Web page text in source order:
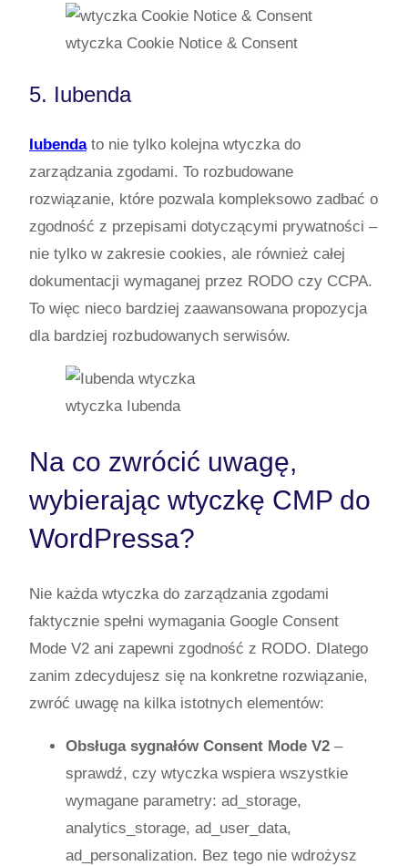
wtyczka Cookie Notice & Consent
5. Iubenda
Iubendato nie tylko kolejna wtyczka do
zarządzania zgodami. To rozbudowane
rozwiązanie, które pozwala kompleksowo zadbać o
zgodność z przepisami dotyczącymi prywatności –
nie tylko w zakresie cookies, ale również całej
dokumentacji wymaganej przez RODO czy CCPA.
To więc nieco bardziej zaawansowana propozycja
dla bardziej rozbudowanych serwisów.
wtyczka Iubenda
Na co zwrócić uwagę,
wybierając wtyczkę CMP do
WordPressa?
Nie każda wtyczka do zarządzania zgodami
faktycznie spełni wymagania Google Consent
Mode V2 ani zapewni zgodność z RODO. Dlatego
zanim zdecydujesz się na konkretne rozwiązanie,
zwróć uwagę na kilka istotnych elementów:
Obsługa sygnałów Consent Mode V2 –
sprawdź, czy wtyczka wspiera wszystkie
wymagane parametry: ad_storage,
analytics_storage, ad_user_data,
ad_personalization. Bez tego nie wdrożysz